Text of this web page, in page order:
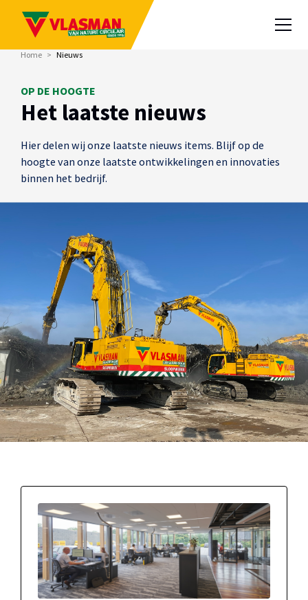
Home > Nieuws
OP DE HOOGTE
Het laatste nieuws
Hier delen wij onze laatste nieuws items. Blijf op de
hoogte van onze laatste ontwikkelingen en innovaties
binnen het bedrijf.